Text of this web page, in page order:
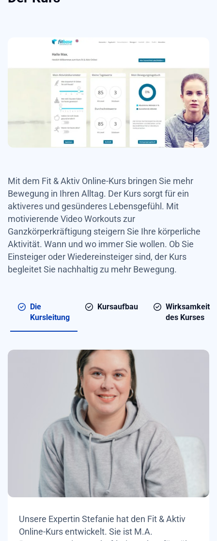
Mit dem Fit & Aktiv Online-Kurs bringen Sie mehr
Bewegung in Ihren Alltag. Der Kurs sorgt für ein
aktiveres und gesünderes Lebensgefühl. Mit
motivierende Video Workouts zur
Ganzkörperkräftigung steigern Sie Ihre körperliche
Aktivität. Wann und wo immer Sie wollen. Ob Sie
Einsteiger oder Wiedereinsteiger sind, der Kurs
begleitet Sie nachhaltig zu mehr Bewegung.
Die
Kursleitung
Kursaufbau
Wirksamkeit
des Kurses
Unsere Expertin Stefanie hat den Fit & Aktiv
Online-Kurs entwickelt. Sie ist M.A.